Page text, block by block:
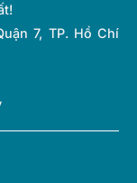
7, TP. Hồ Chí